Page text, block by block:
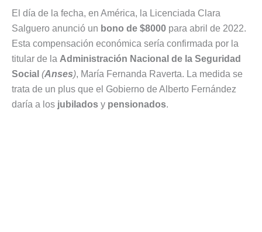
El día de la fecha, en América, la Licenciada Clara
Salguero anunció un bono de $8000 para abril de 2022.
Esta compensación económica sería confirmada por la
titular de la Administración Nacional de la Seguridad
Social (Anses), María Fernanda Raverta. La medida se
trata de un plus que el Gobierno de Alberto Fernández
daría a los jubilados y pensionados.